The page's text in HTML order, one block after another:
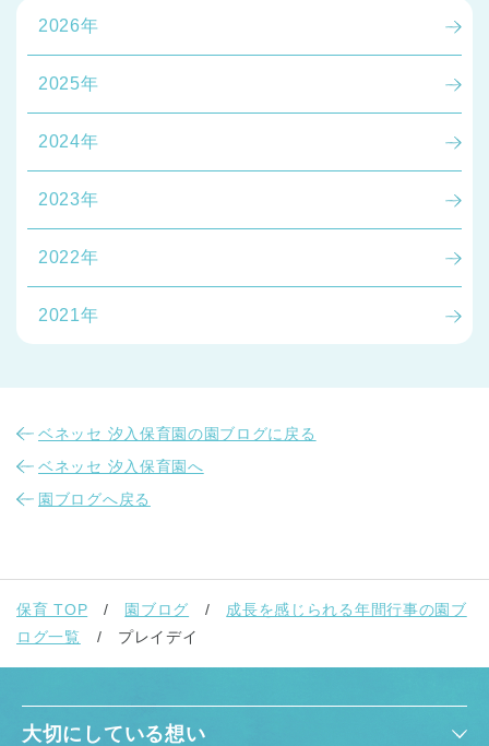
2026年
2025年
2024年
2023年
2022年
2021年
ベネッセ 汐入保育園の園ブログに戻る
ベネッセ 汐入保育園へ
園ブログへ戻る
保育 TOP 園ブログ
成長を感じられる年間行事の園ブ
ログ一覧
プレイデイ
大切にしている想い